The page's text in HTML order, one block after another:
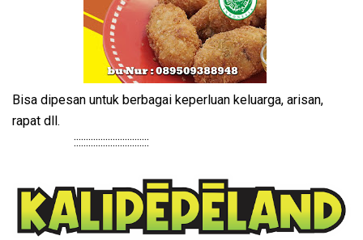
Bisa dipesan untuk berbagai keperluan keluarga, arisan,
rapat dll.
:::::::::::::::::::::::::::::::